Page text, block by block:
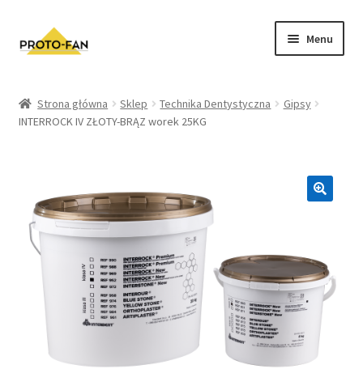
Menu
Kursy Stomatologiczne
FAQ
Zwroty i Reklamacje
Regulamin sklepu
Polityka prywatności
Strona główna Sklep Technika Dentystyczna
Gipsy
INTERROCK IV ZŁOTY-BRĄZ worek 25KG